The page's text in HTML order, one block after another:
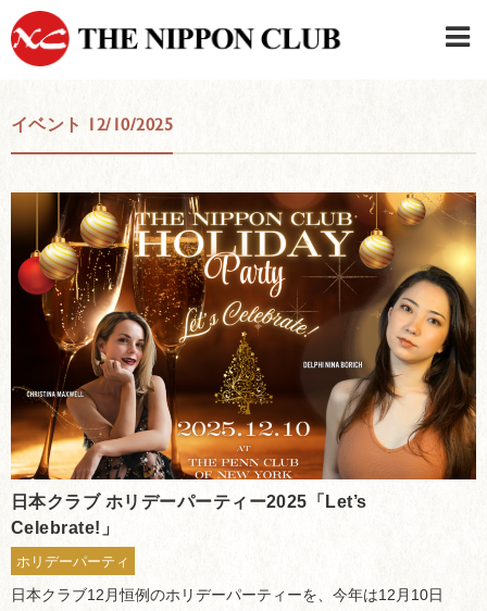
イベント 12/10/2025
日本クラブ ホリデーパーティー2025「Let’s
Celebrate!」
ホリデーパーティ
日本クラブ12月恒例のホリデーパーティーを、今年は12月10日
JAPANESE
日本クラブメンバーログイン
連絡先・駐車場
はじめてご利用の方はこちら
›